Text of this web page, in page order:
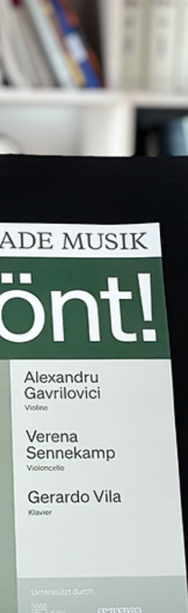
der Dunkelheit zu spielen. Die Musik
aus verschiedenen Positionen im Raum. Der
Lichtkünstler Andreas Juergens designte
Lasershow individuell zu d